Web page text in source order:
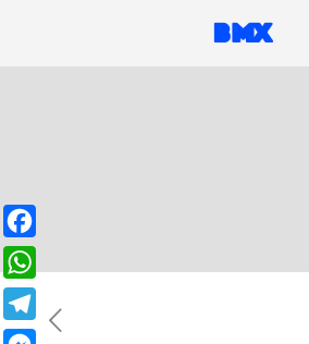
Facebook
WhatsApp
Telegram